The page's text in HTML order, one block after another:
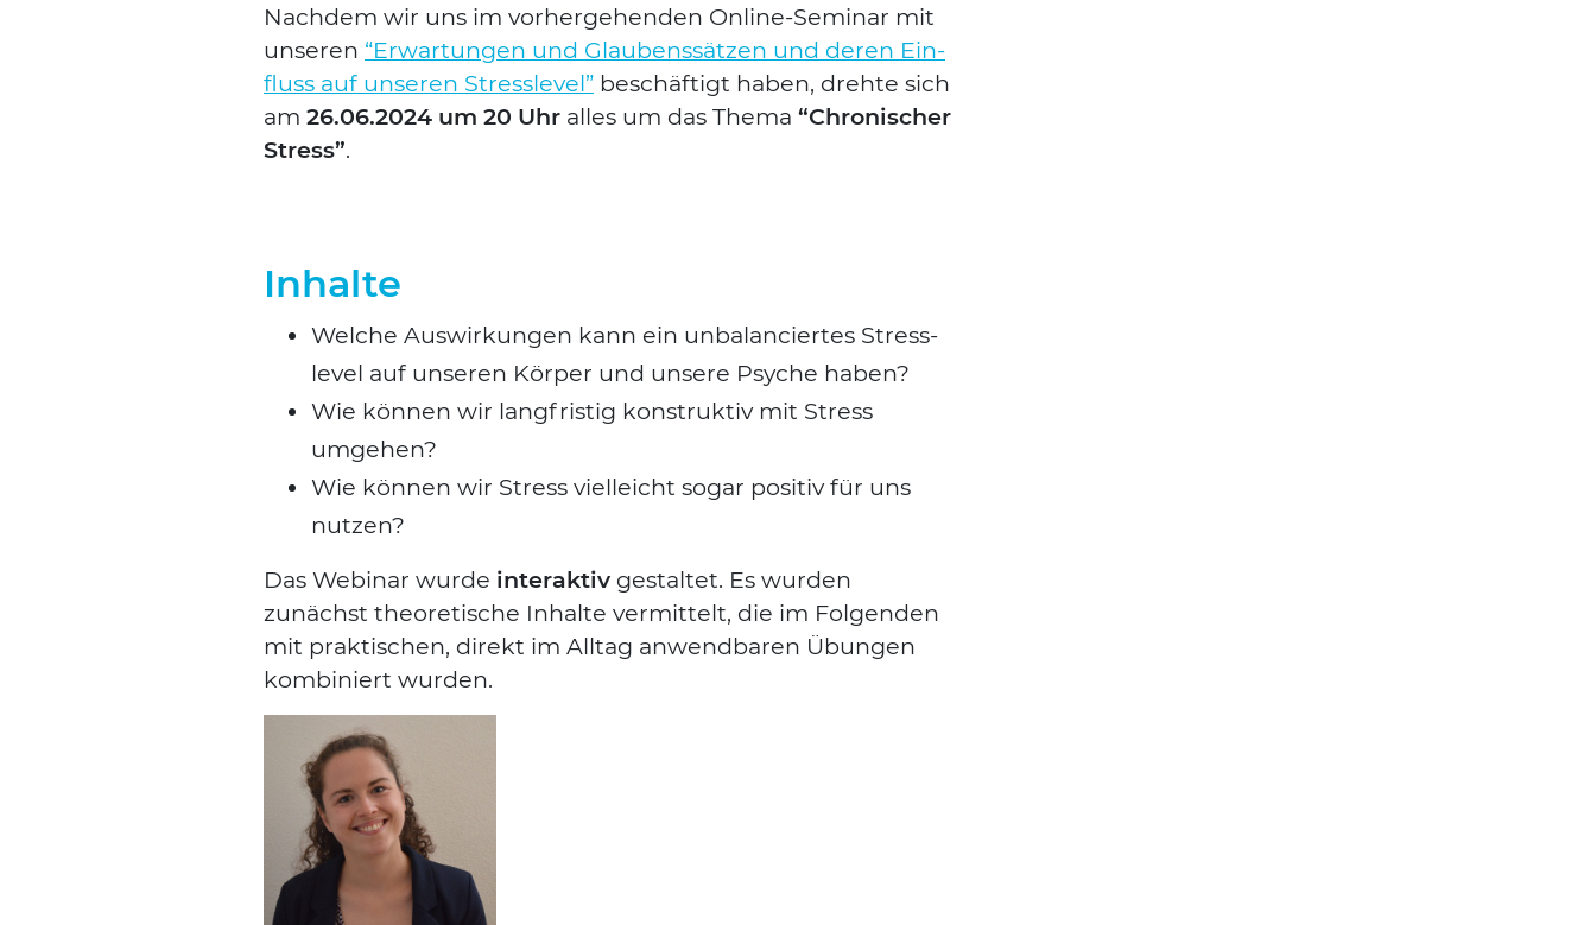
Nach­dem wir uns im vor­her­ge­hen­den Online-Semi­nar mit
unse­ren “Erwar­tun­gen und Glau­bens­sät­zen und deren Ein­
fluss auf unse­ren Stress­le­vel” beschäf­tigt haben, dreh­te sich
am 26.06.2024 um 20 Uhr alles um das The­ma “Chro­ni­scher
Stress”.
Inhalte
Wel­che Aus­wir­kun­gen kann ein unba­lan­cier­tes Stress­
le­vel auf unse­ren Kör­per und unse­re Psy­che haben?
Wie kön­nen wir lang­fris­tig kon­struk­tiv mit Stress
umge­hen?
Wie kön­nen wir Stress viel­leicht sogar posi­tiv für uns
nut­zen?
Das Web­i­nar wur­de inter­ak­tiv gestal­tet. Es wur­den
zunächst theo­re­ti­sche Inhal­te ver­mit­telt, die im Fol­gen­den
mit prak­ti­schen, direkt im All­tag anwend­ba­ren Übun­gen
kom­bi­niert wur­den.